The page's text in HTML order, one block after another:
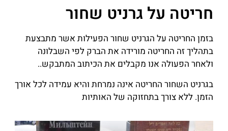
חריטה על גרניט שחור
בזמן החריטה על הגרניט שחור הפעילות אשר מתבצעת
בתהליך זה החריטה מורידה את הברק לפי השבלונה
ולאחר הפעולה אנו מקבלים את הכיתוב המתבקש..
בגרניט השחור החריטה אינה נמרחת והיא עמידה לכל אורך
הזמן. ללא צורך בתחזוקה של האותיות